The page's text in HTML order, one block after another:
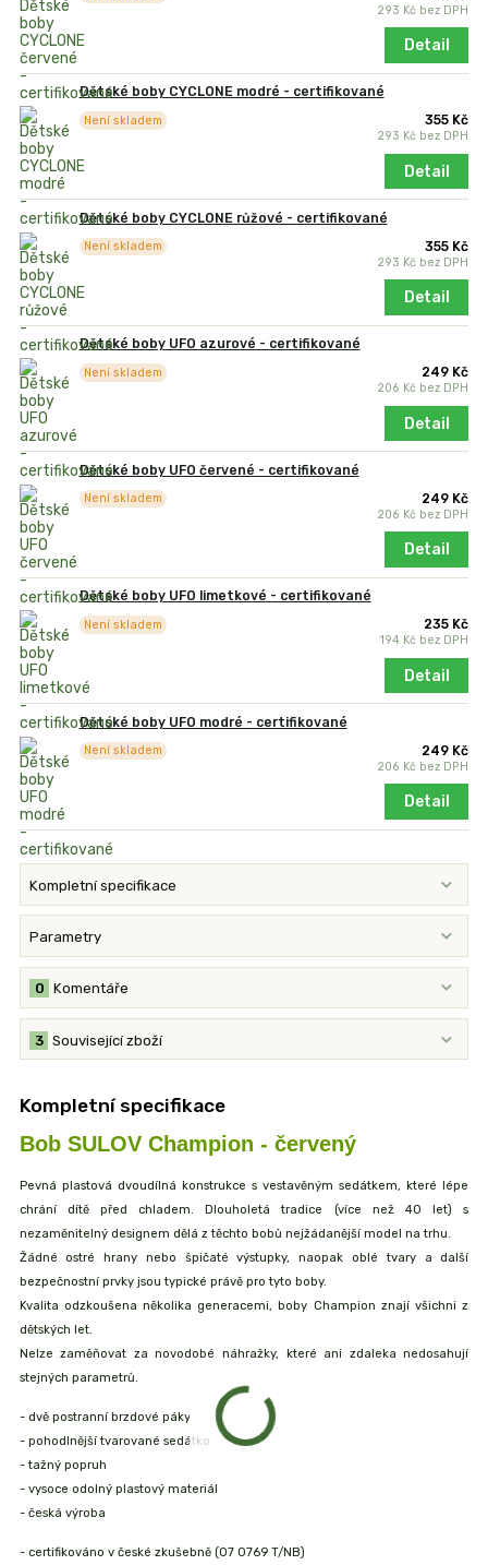
293 Kč bez DPH
Detail
Dětské boby CYCLONE modré - certifikované
355 Kč
293 Kč bez DPH
Není skladem
Detail
Dětské boby CYCLONE růžové - certifikované
355 Kč
293 Kč bez DPH
Není skladem
Detail
Dětské boby UFO azurové - certifikované
249 Kč
206 Kč bez DPH
Není skladem
Detail
Dětské boby UFO červené - certifikované
249 Kč
206 Kč bez DPH
Není skladem
Detail
Dětské boby UFO limetkové - certifikované
235 Kč
194 Kč bez DPH
Není skladem
Detail
Dětské boby UFO modré - certifikované
249 Kč
206 Kč bez DPH
Není skladem
Detail
Kompletní specifikace
Parametry
Komentáře
0
Související zboží
3
Kompletní specifikace
Bob SULOV Champion - červený
Pevná plastová dvoudílná konstrukce s vestavěným sedátkem, které lépe
chrání dítě před chladem. Dlouholetá tradice (více než 40 let) s
nezaměnitelný designem dělá z těchto bobů nejžádanější model na trhu.
Žádné ostré hrany nebo špičaté výstupky, naopak oblé tvary a další
bezpečnostní prvky jsou typické právě pro tyto boby.
Kvalita odzkoušena několika generacemi, boby Champion znají všichni z
dětských let.
Nelze zaměňovat za novodobé náhražky, které ani zdaleka nedosahují
stejných parametrů.
- dvě postranní brzdové páky
- pohodlnější tvarované sedátko
- tažný popruh
- vysoce odolný plastový materiál
- česká výroba
- certifikováno v české zkušebně (07 0769 T/NB)